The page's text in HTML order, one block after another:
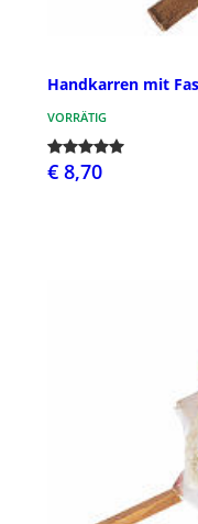
Handkarren mit
VORRÄTIG
€ 8,70